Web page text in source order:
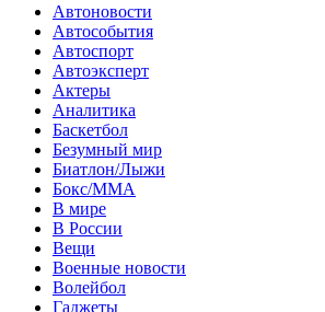
Автоновости
Автособытия
Автоспорт
Автоэксперт
Актеры
Аналитика
Баскетбол
Безумный мир
Биатлон/Лыжи
Бокс/MMA
В мире
В России
Вещи
Военные новости
Волейбол
Гаджеты